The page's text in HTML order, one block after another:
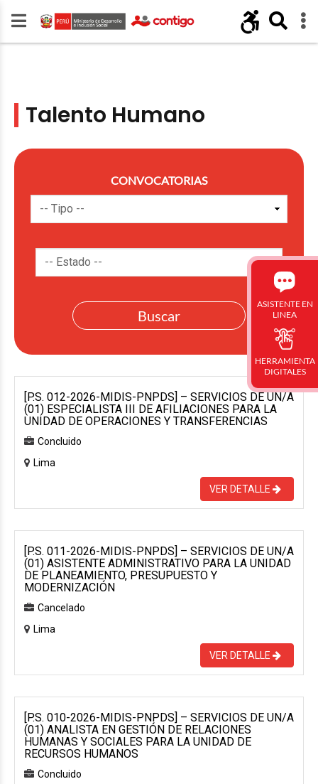
Talento Humano
CONVOCATORIAS
[P.S. 012-2026-MIDIS-PNPDS] – SERVICIOS DE UN/A
(01) ESPECIALISTA III DE AFILIACIONES PARA LA
UNIDAD DE OPERACIONES Y TRANSFERENCIAS
Concluido
Lima
VER DETALLE
[P.S. 011-2026-MIDIS-PNPDS] – SERVICIOS DE UN/A
(01) ASISTENTE ADMINISTRATIVO PARA LA UNIDAD
DE PLANEAMIENTO, PRESUPUESTO Y
MODERNIZACIÓN
Cancelado
Lima
VER DETALLE
[P.S. 010-2026-MIDIS-PNPDS] – SERVICIOS DE UN/A
(01) ANALISTA EN GESTIÓN DE RELACIONES
HUMANAS Y SOCIALES PARA LA UNIDAD DE
RECURSOS HUMANOS
Concluido
ASISTENTE EN
LINEA
HERRAMIENTA
DIGITALES